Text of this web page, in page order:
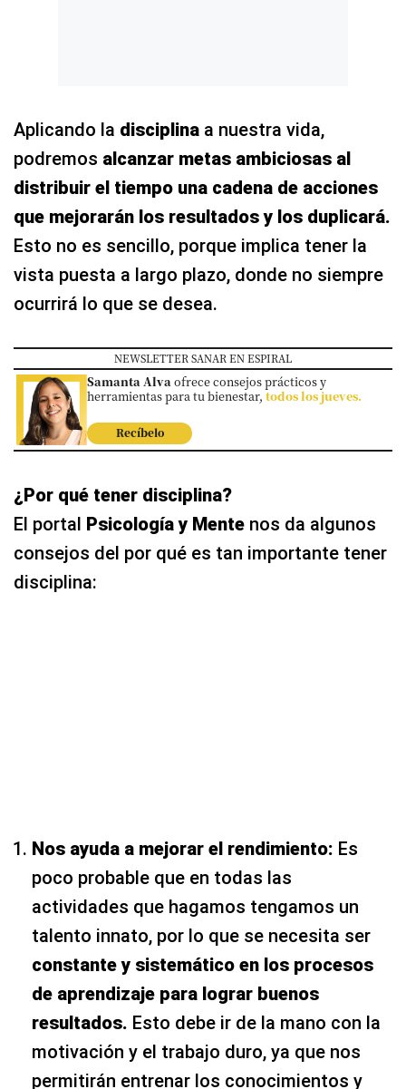
Aplicando la disciplina a nuestra vida,
podremos alcanzar metas ambiciosas al
distribuir el tiempo una cadena de acciones
que mejorarán los resultados y los duplicará.
Esto no es sencillo, porque implica tener la
vista puesta a largo plazo, donde no siempre
ocurrirá lo que se desea.
NEWSLETTER SANAR EN ESPIRAL
Samanta Alvaofrece consejos prácticos y
herramientas para tu bienestar, todos los jueves.
Recíbelo
¿Por qué tener disciplina?
El portal Psicología y Mente nos da algunos
consejos del por qué es tan importante tener
disciplina:
Nos ayuda a mejorar el rendimiento: Es
poco probable que en todas las
actividades que hagamos tengamos un
talento innato, por lo que se necesita ser
constante y sistemático en los procesos
de aprendizaje para lograr buenos
resultados. Esto debe ir de la mano con la
motivación y el trabajo duro, ya que nos
permitirán entrenar los conocimientos y